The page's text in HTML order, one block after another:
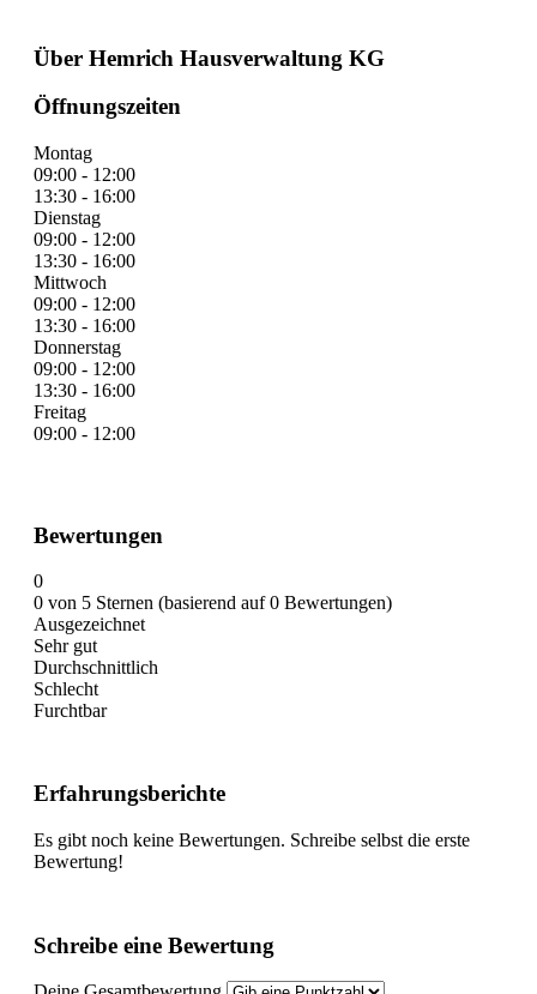
Über Hemrich Hausverwaltung KG
Öffnungszeiten
Montag
09:00 - 12:00
13:30 - 16:00
Dienstag
09:00 - 12:00
13:30 - 16:00
Mittwoch
09:00 - 12:00
13:30 - 16:00
Donnerstag
09:00 - 12:00
13:30 - 16:00
Freitag
09:00 - 12:00
Bewertungen
0
0 von 5 Sternen (basierend auf 0 Bewertungen)
Ausgezeichnet
Sehr gut
Durchschnittlich
Schlecht
Furchtbar
Erfahrungsberichte
Es gibt noch keine Bewertungen. Schreibe selbst die erste
Bewertung!
Schreibe eine Bewertung